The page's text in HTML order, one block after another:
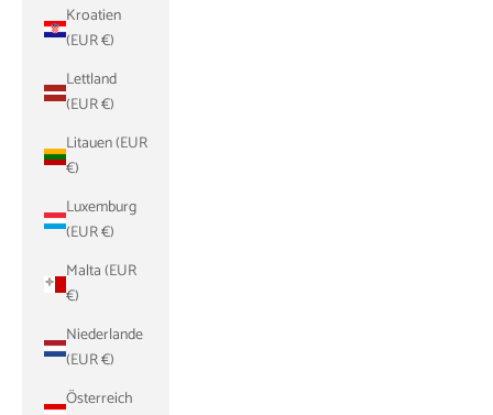
Kroatien
(EUR €)
Lettland
(EUR €)
Litauen (EUR
€)
Luxemburg
(EUR €)
Malta (EUR
€)
Niederlande
(EUR €)
Österreich